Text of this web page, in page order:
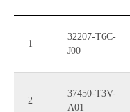
1
32207-T6C-
J00
2
37450-T3V-
A01